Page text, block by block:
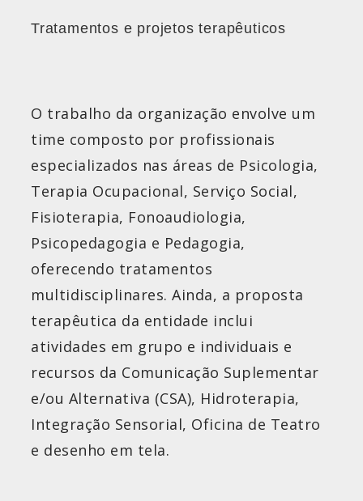
Tratamentos e projetos terapêuticos
O trabalho da organização envolve um
time composto por profissionais
especializados nas áreas de Psicologia,
Terapia Ocupacional, Serviço Social,
Fisioterapia, Fonoaudiologia,
Psicopedagogia e Pedagogia,
oferecendo tratamentos
multidisciplinares. Ainda, a proposta
terapêutica da entidade inclui
atividades em grupo e individuais e
recursos da Comunicação Suplementar
e/ou Alternativa (CSA), Hidroterapia,
Integração Sensorial, Oficina de Teatro
e desenho em tela.